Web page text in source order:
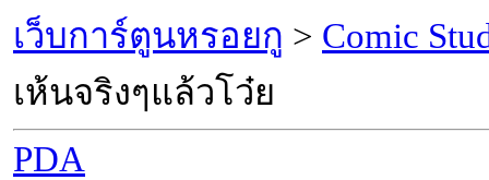
เว็บการ์ตูนหรอยกู > Comic
เห้นจริงๆแล้วโว๋ย
PDA